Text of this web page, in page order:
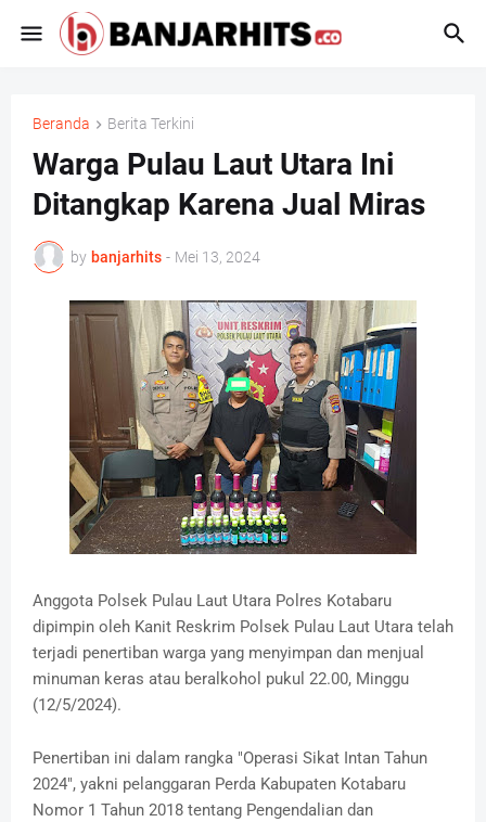
Beranda Berita Terkini
Warga Pulau Laut Utara Ini
Ditangkap Karena Jual Miras
by banjarhits - Mei 13, 2024
Anggota Polsek Pulau Laut Utara Polres Kotabaru
dipimpin oleh Kanit Reskrim Polsek Pulau Laut Utara telah
terjadi penertiban warga yang menyimpan dan menjual
minuman keras atau beralkohol pukul 22.00, Minggu
(12/5/2024).
Penertiban ini dalam rangka "Operasi Sikat Intan Tahun
2024", yakni pelanggaran Perda Kabupaten Kotabaru
Nomor 1 Tahun 2018 tentang Pengendalian dan